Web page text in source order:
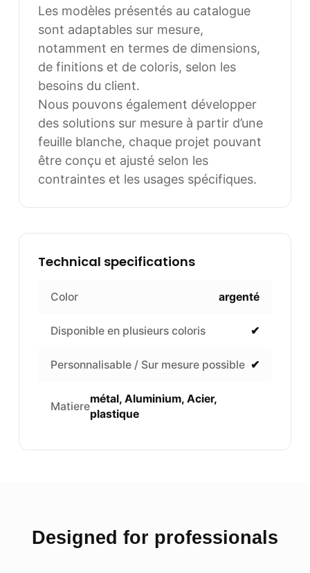
Les modèles présentés au catalogue
sont adaptables sur mesure, notamment
en termes de dimensions, de finitions et
de coloris, selon les besoins du client.
Nous pouvons également développer
des solutions sur mesure à partir d’une
feuille blanche, chaque projet pouvant
être conçu et ajusté selon les contraintes
et les usages spécifiques.
plastique